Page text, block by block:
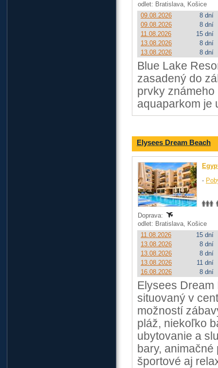
odlet: Bratislava, Košice
09.08.2026
8 dní
09.08.2026
8 dní
11.08.2026
15 dní
13.08.2026
8 dní
13.08.2026
8 dní
Blue Lake
zasadený do
prvky
aquaparkom je
Elysees Dream Beach
-
Doprava:
odlet: Bratislava, Košice
11.08.2026
15 dní
13.08.2026
8 dní
13.08.2026
8 dní
13.08.2026
11 dní
16.08.2026
8 dní
Elysees
situovaný v
možností
pláž, niekoľko
ubytovanie a
bary,
športové aj